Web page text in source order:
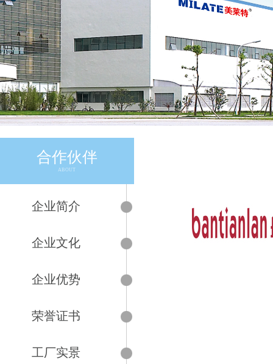
合作伙伴
ABOUT
企业简介
企业文化
企业优势
荣誉证书
工厂实景